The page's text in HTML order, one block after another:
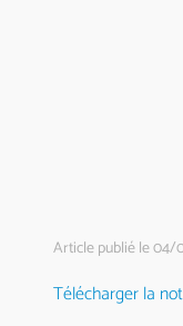
Article publié le 04/
Télécharger la